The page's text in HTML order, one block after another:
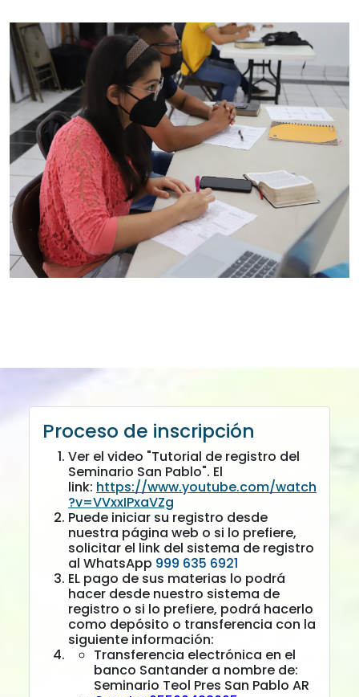
Proceso de inscripción
Ver el video "Tutorial de registro del
Seminario San Pablo". El
link: https://www.youtube.com/watch
?v=VVxxIPxaVZg
Puede iniciar su registro desde
nuestra página web o si lo prefiere,
solicitar el link del sistema de registro
al WhatsApp 999 635 6921
EL pago de sus materias lo podrá
hacer desde nuestro sistema de
registro o si lo prefiere, podrá hacerlo
como depósito o transferencia con la
siguiente información:
Transferencia electrónica en el
banco Santander a nombre de:
Seminario Teol Pres San Pablo AR